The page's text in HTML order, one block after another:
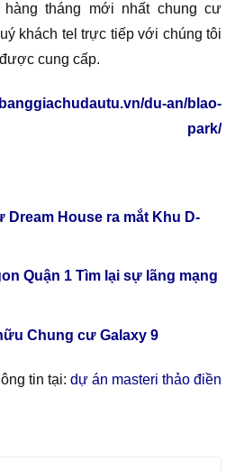
tháng mới nhất chung cư
khách tel trực tiếp với chúng tôi
cung cấp.
du-an/blao-
park/
Dream House ra mắt Khu D-
Quận 1 Tìm lại sự lãng mạng
Chung cư Galaxy 9
tin tại: dự án masteri thảo điền